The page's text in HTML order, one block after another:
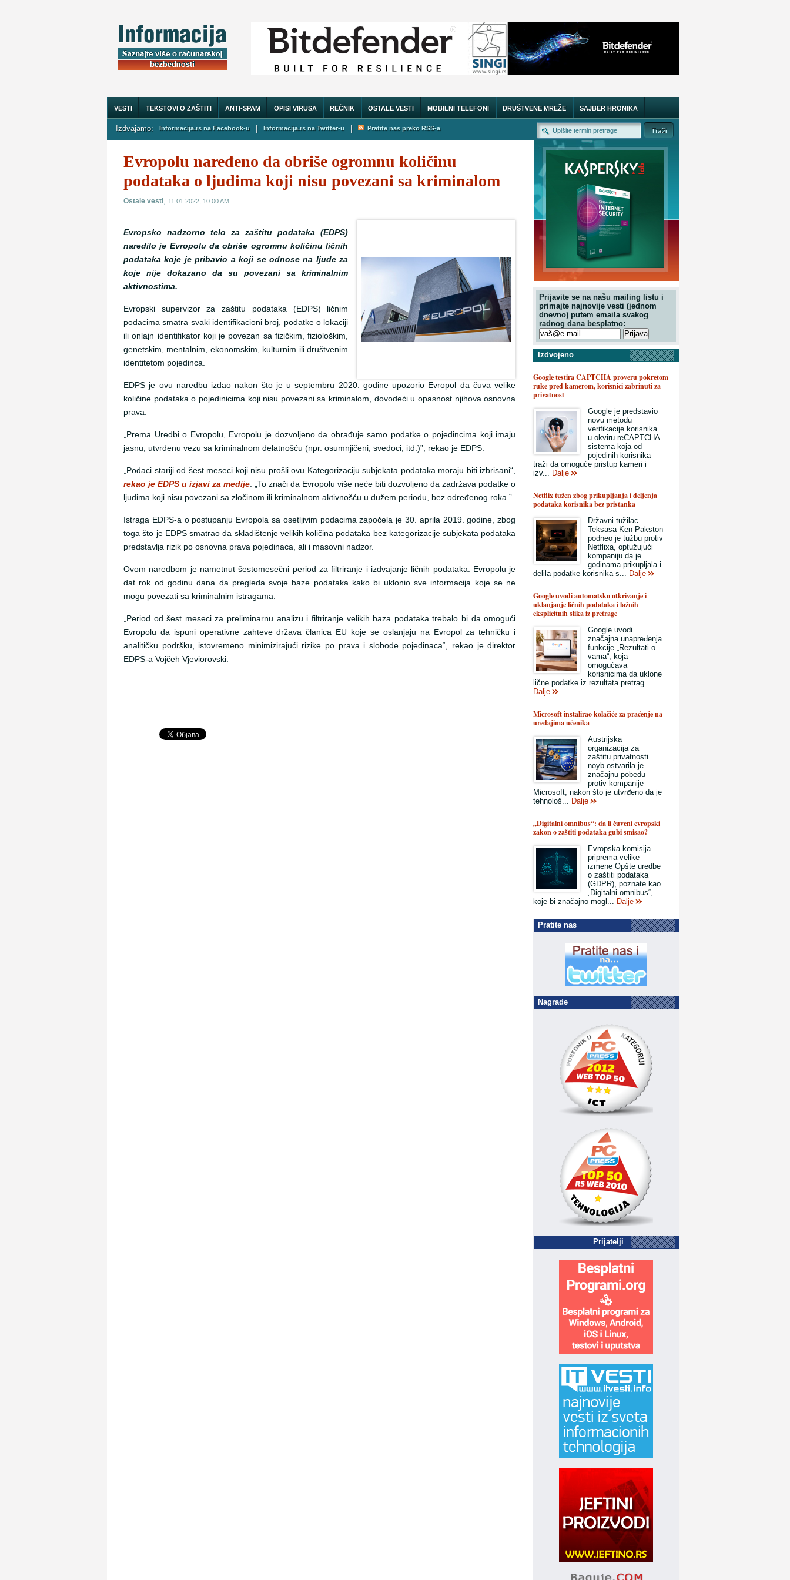
VESTI TEKSTOVI O ZAŠTITI ANTI-SPAM OPISI VIRUSA REČNIK OSTALE VESTI MOBILNI TELEFONI DRUŠTVENE MREŽE SAJBER HRONIKA
O NAMA
Izdvajamo: Informacija.rs na Facebook-u | Informacija.rs na Twitter-u | Pratite nas preko RSS-a
Evropolu naređeno da obriše ogromnu količinu
podataka o ljudima koji nisu povezani sa kriminalom
Ostale vesti, 11.01.2022, 10:00 AM
Evropsko nadzorno telo za zaštitu podataka (EDPS)
naredilo je Evropolu da obriše ogromnu količinu ličnih
podataka koje je pribavio a koji se odnose na ljude za
koje nije dokazano da su povezani sa kriminalnim
aktivnostima.
Evropski supervizor za zaštitu podataka (EDPS) ličnim
podacima smatra svaki identifikacioni broj, podatke o lokaciji
ili onlajn identifikator koji je povezan sa fizičkim, fiziološkim,
genetskim, mentalnim, ekonomskim, kulturnim ili društvenim
identitetom pojedinca.
EDPS je ovu naredbu izdao nakon što je u septembru 2020. godine upozorio Evropol da čuva velike
količine podataka o pojedinicima koji nisu povezani sa kriminalom, dovodeći u opasnost njihova osnovna
prava.
„Prema Uredbi o Evropolu, Evropolu je dozvoljeno da obrađuje samo podatke o pojedincima koji imaju
jasnu, utvrđenu vezu sa kriminalnom delatnošću (npr. osumnjičeni, svedoci, itd.)”, rekao je EDPS.
„Podaci stariji od šest meseci koji nisu prošli ovu Kategorizaciju subjekata podataka moraju biti izbrisani“,
rekao je EDPS u izjavi za medije. „To znači da Evropolu više neće biti dozvoljeno da zadržava podatke o
ljudima koji nisu povezani sa zločinom ili kriminalnom aktivnošću u dužem periodu, bez određenog roka.”
Istraga EDPS-a o postupanju Evropola sa osetljivim podacima započela je 30. aprila 2019. godine, zbog
toga što je EDPS smatrao da skladištenje velikih količina podataka bez kategorizacije subjekata podataka
predstavlja rizik po osnovna prava pojedinaca, ali i masovni nadzor.
Ovom naredbom je nametnut šestomesečni period za filtriranje i izdvajanje ličnih podataka. Evropolu je
dat rok od godinu dana da pregleda svoje baze podataka kako bi uklonio sve informacija koje se ne
mogu povezati sa kriminalnim istragama.
„Period od šest meseci za preliminarnu analizu i filtriranje velikih baza podataka trebalo bi da omogući
Evropolu da ispuni operativne zahteve država članica EU koje se oslanjaju na Evropol za tehničku i
analitičku podršku, istovremeno minimizirajući rizike po prava i slobode pojedinaca“, rekao je direktor
EDPS-a Vojčeh Vjeviorovski.
Prijavite se na našu mailing listu i
primajte najnovije vesti (jednom
dnevno) putem emaila svakog
radnog dana besplatno:
Izdvojeno
Google testira CAPTCHA proveru pokretom
ruke pred kamerom, korisnici zabrinuti za
privatnost
Google je predstavio
novu metodu
verifikacije korisnika
u okviru reCAPTCHA
sistema koja od
pojedinih korisnika
traži da omoguće pristup kameri i
izv... Dalje
Netflix tužen zbog prikupljanja i deljenja
podataka korisnika bez pristanka
Državni tužilac
Teksasa Ken Pakston
podneo je tužbu protiv
Netflixa, optužujući
kompaniju da je
godinama prikupljala i
delila podatke korisnika s... Dalje
Google uvodi automatsko otkrivanje i
uklanjanje ličnih podataka i lažnih
eksplicitnih slika iz pretrage
Google uvodi
značajna unapređenja
funkcije „Rezultati o
vama“, koja
omogućava
korisnicima da uklone
lične podatke iz rezultata pretrag...
Dalje
Microsoft instalirao kolačiće za praćenje na
uređajima učenika
Austrijska
organizacija za
zaštitu privatnosti
noyb ostvarila je
značajnu pobedu
protiv kompanije
Microsoft, nakon što je utvrđeno da je
tehnološ... Dalje
„Digitalni omnibus“: da li čuveni evropski
zakon o zaštiti podataka gubi smisao?
Evropska komisija
priprema velike
izmene Opšte uredbe
o zaštiti podataka
(GDPR), poznate kao
„Digitalni omnibus“,
koje bi značajno mogl... Dalje
Pratite nas
Nagrade
Prijatelji